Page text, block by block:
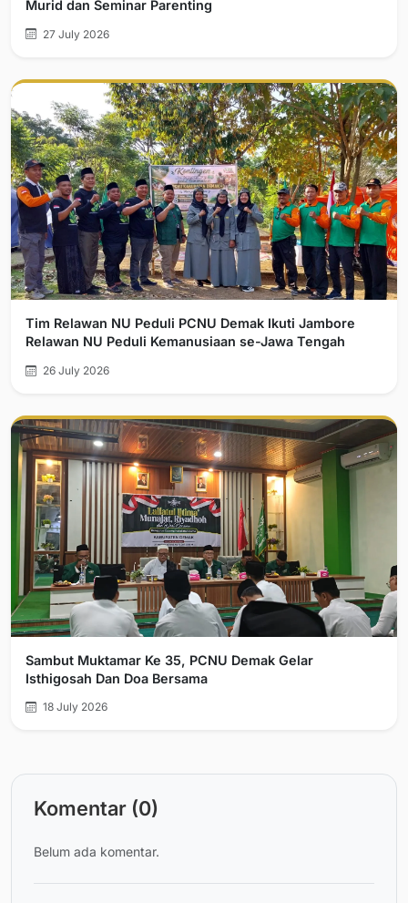
Murid dan Seminar Parenting
27 July 2026
Tim Relawan NU Peduli PCNU Demak Ikuti Jambore
Relawan NU Peduli Kemanusiaan se-Jawa Tengah
26 July 2026
Sambut Muktamar Ke 35, PCNU Demak Gelar
Isthigosah Dan Doa Bersama
18 July 2026
Komentar (0)
Belum ada komentar.